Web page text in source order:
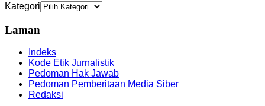
Kategori
Laman
Indeks
Kode Etik Jurnalistik
Pedoman Hak Jawab
Pedoman Pemberitaan Media Siber
Redaksi